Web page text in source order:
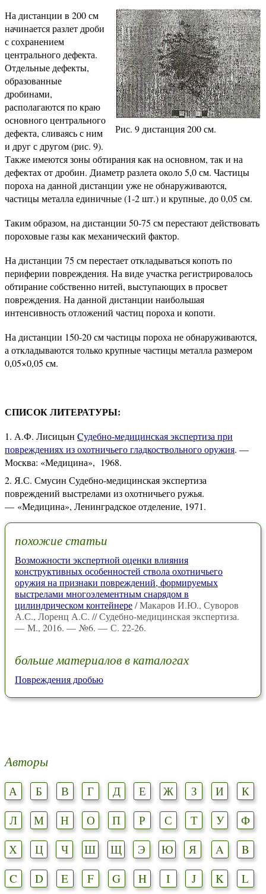
Рис. 9 дистанция 200 см.
На дистанции в 200 см
начинается разлет дроби
с сохранением
центрального дефекта.
Отдельные дефекты,
образованные
дробинами,
располагаются по краю
основного центрального
дефекта, сливаясь с ним
и друг с другом (рис. 9).
Также имеются зоны обтирания как на основном, так и на
дефектах от дробин. Диаметр разлета около 5,0 см. Частицы
пороха на данной дистанции уже не обнаруживаются,
частицы металла единичные (1-2 шт.) и крупные, до 0,05 см.
Таким образом, на дистанции 50-75 см перестают действовать
пороховые газы как механический фактор.
На дистанции 75 см перестает откладываться копоть по
периферии повреждения. На виде участка регистрировалось
обтирание собственно нитей, выступающих в просвет
повреждения. На данной дистанции наибольшая
интенсивность отложений частиц пороха и копоти.
На дистанции 150-20 см частицы пороха не обнаруживаются,
а откладываются только крупные частицы металла размером
0,05×0,05 см.
СПИСОК ЛИТЕРАТУРЫ:
А.Ф. Лисицын Cудебно-медицинская экспертиза при
повреждениях из охотничьего гладкоствольного оружия. —
Москва: «Медицина», 1968.
Я.С. Смусин Судебно-медицинская экспертиза
повреждений выстрелами из охотничьего ружья.
— «Медицина», Ленинградское отделение, 1971.
похожие статьи
Возможности экспертной оценки влияния
конструктивных особенностей ствола охотничьего
оружия на признаки повреждений, формируемых
выстрелами многоэлементным снарядом в
цилиндрическом контейнере/ Макаров И.Ю., Суворов
А.С., Лоренц А.С. // Судебно-медицинская экспертиза.
— М., 2016. — №6. — С. 22-26.
больше материалов в каталогах
Повреждения дробью
Авторы
А Б В Г Д Е Ж З И
К
Л
М Н О П Р С Т У
Ф
Х
Ц Ч Ш Щ Э Ю Я A
B
C
D E F G H I J K
L